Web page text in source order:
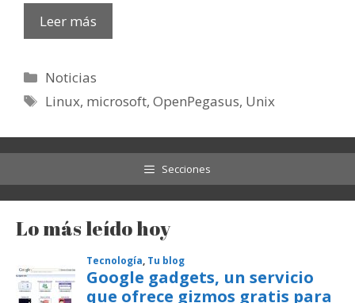
Leer más
Categorías
Noticias
Etiquetas
Linux, microsoft,OpenPegasus, Unix
Secciones
Lo más leído hoy